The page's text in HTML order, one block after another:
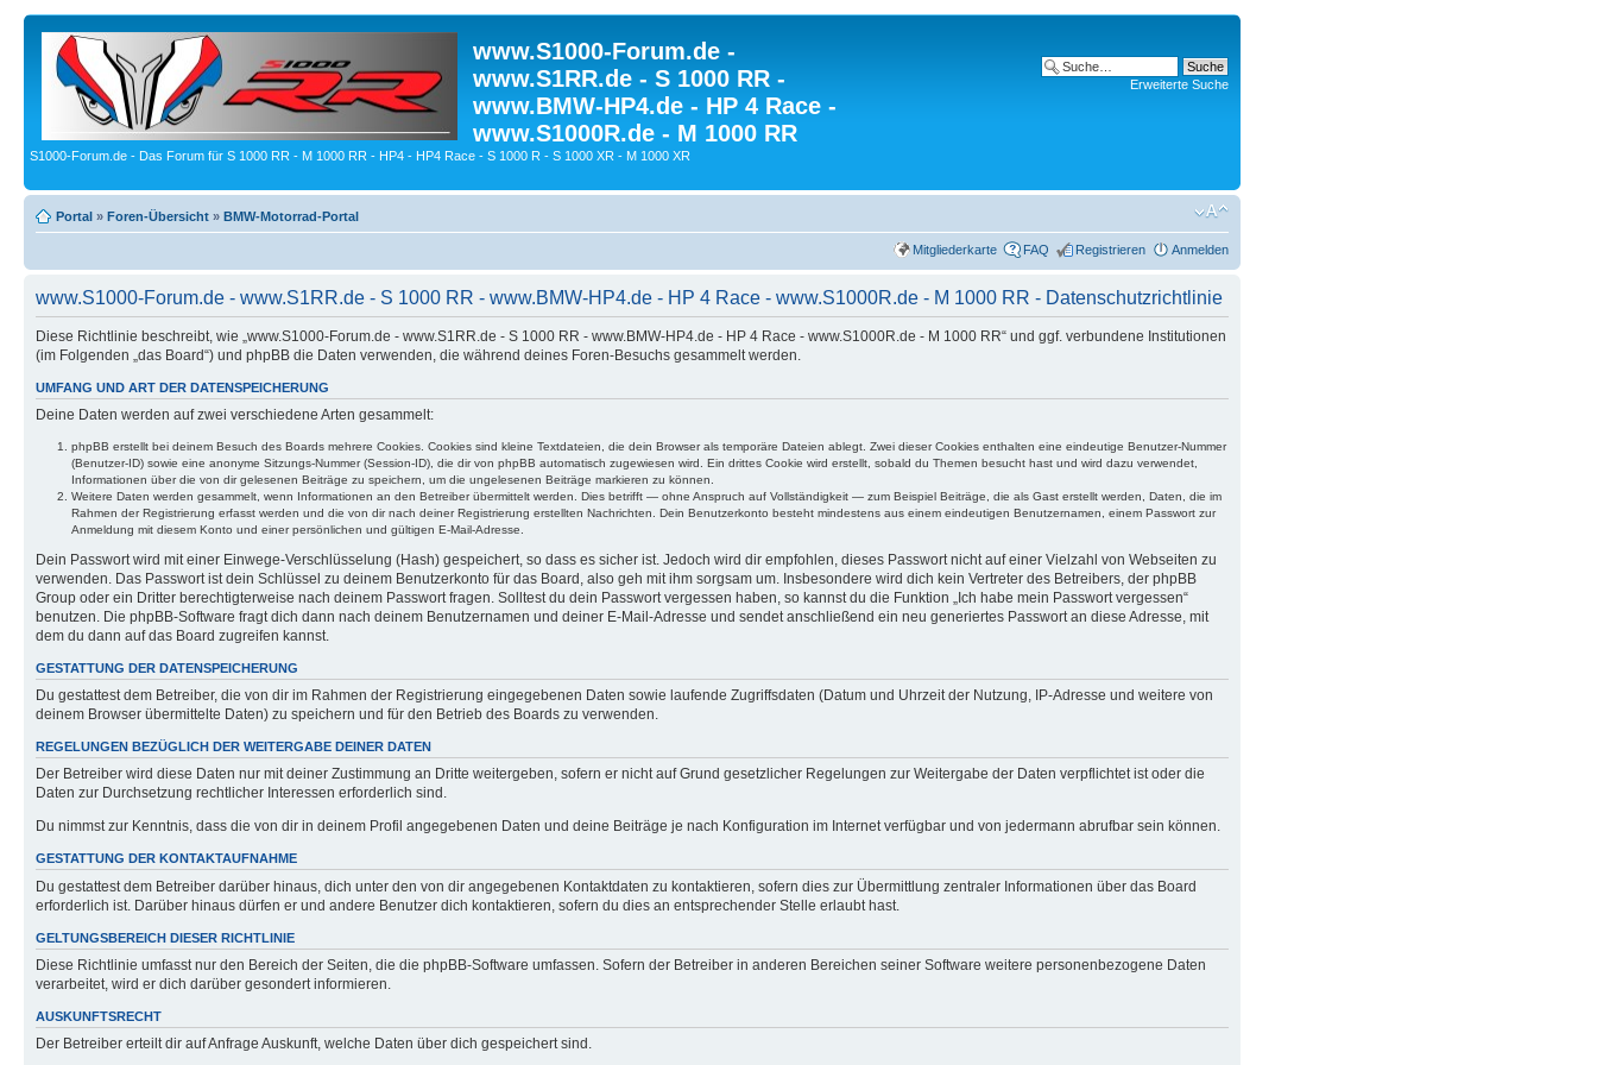
www.S1000-Forum.de -
www.S1RR.de - S 1000 RR -
www.BMW-HP4.de - HP 4 Race -
www.S1000R.de - M 1000 RR
S1000-Forum.de - Das Forum für S 1000 RR - M 1000 RR - HP4 - HP4 Race - S 1000 R - S 1000 XR - M 1000 XR
Erweiterte Suche
Portal » Foren-Übersicht » BMW-Motorrad-Portal
Mitgliederkarte FAQ Registrieren Anmelden
www.S1000-Forum.de - www.S1RR.de - S 1000 RR - www.BMW-HP4.de - HP 4 Race - www.S1000R.de - M 1000 RR - Datenschutzrichtlinie
Diese Richtlinie beschreibt, wie „www.S1000-Forum.de - www.S1RR.de - S 1000 RR - www.BMW-HP4.de - HP 4 Race - www.S1000R.de - M 1000 RR“ und ggf. verbundene Institutionen
(im Folgenden „das Board“) und phpBB die Daten verwenden, die während deines Foren-Besuchs gesammelt werden.
UMFANG UND ART DER DATENSPEICHERUNG
Deine Daten werden auf zwei verschiedene Arten gesammelt:
phpBB erstellt bei deinem Besuch des Boards mehrere Cookies. Cookies sind kleine Textdateien, die dein Browser als temporäre Dateien ablegt. Zwei dieser Cookies enthalten eine eindeutige Benutzer-Nummer
(Benutzer-ID) sowie eine anonyme Sitzungs-Nummer (Session-ID), die dir von phpBB automatisch zugewiesen wird. Ein drittes Cookie wird erstellt, sobald du Themen besucht hast und wird dazu verwendet,
Informationen über die von dir gelesenen Beiträge zu speichern, um die ungelesenen Beiträge markieren zu können.
Weitere Daten werden gesammelt, wenn Informationen an den Betreiber übermittelt werden. Dies betrifft — ohne Anspruch auf Vollständigkeit — zum Beispiel Beiträge, die als Gast erstellt werden, Daten, die im
Rahmen der Registrierung erfasst werden und die von dir nach deiner Registrierung erstellten Nachrichten. Dein Benutzerkonto besteht mindestens aus einem eindeutigen Benutzernamen, einem Passwort zur
Anmeldung mit diesem Konto und einer persönlichen und gültigen E-Mail-Adresse.
Dein Passwort wird mit einer Einwege-Verschlüsselung (Hash) gespeichert, so dass es sicher ist. Jedoch wird dir empfohlen, dieses Passwort nicht auf einer Vielzahl von Webseiten zu
verwenden. Das Passwort ist dein Schlüssel zu deinem Benutzerkonto für das Board, also geh mit ihm sorgsam um. Insbesondere wird dich kein Vertreter des Betreibers, der phpBB
Group oder ein Dritter berechtigterweise nach deinem Passwort fragen. Solltest du dein Passwort vergessen haben, so kannst du die Funktion „Ich habe mein Passwort vergessen“
benutzen. Die phpBB-Software fragt dich dann nach deinem Benutzernamen und deiner E-Mail-Adresse und sendet anschließend ein neu generiertes Passwort an diese Adresse, mit
dem du dann auf das Board zugreifen kannst.
GESTATTUNG DER DATENSPEICHERUNG
Du gestattest dem Betreiber, die von dir im Rahmen der Registrierung eingegebenen Daten sowie laufende Zugriffsdaten (Datum und Uhrzeit der Nutzung, IP-Adresse und weitere von
deinem Browser übermittelte Daten) zu speichern und für den Betrieb des Boards zu verwenden.
REGELUNGEN BEZÜGLICH DER WEITERGABE DEINER DATEN
Der Betreiber wird diese Daten nur mit deiner Zustimmung an Dritte weitergeben, sofern er nicht auf Grund gesetzlicher Regelungen zur Weitergabe der Daten verpflichtet ist oder die
Daten zur Durchsetzung rechtlicher Interessen erforderlich sind.
Du nimmst zur Kenntnis, dass die von dir in deinem Profil angegebenen Daten und deine Beiträge je nach Konfiguration im Internet verfügbar und von jedermann abrufbar sein können.
GESTATTUNG DER KONTAKTAUFNAHME
Du gestattest dem Betreiber darüber hinaus, dich unter den von dir angegebenen Kontaktdaten zu kontaktieren, sofern dies zur Übermittlung zentraler Informationen über das Board
erforderlich ist. Darüber hinaus dürfen er und andere Benutzer dich kontaktieren, sofern du dies an entsprechender Stelle erlaubt hast.
GELTUNGSBEREICH DIESER RICHTLINIE
Diese Richtlinie umfasst nur den Bereich der Seiten, die die phpBB-Software umfassen. Sofern der Betreiber in anderen Bereichen seiner Software weitere personenbezogene Daten
verarbeitet, wird er dich darüber gesondert informieren.
AUSKUNFTSRECHT
Der Betreiber erteilt dir auf Anfrage Auskunft, welche Daten über dich gespeichert sind.